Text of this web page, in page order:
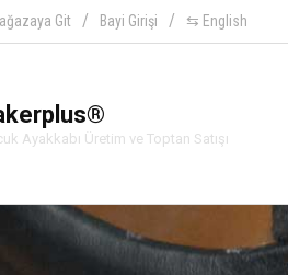
Git Bayi Girişi ⇆ English
Ayakkabı Üretim ve Toptan Satışı